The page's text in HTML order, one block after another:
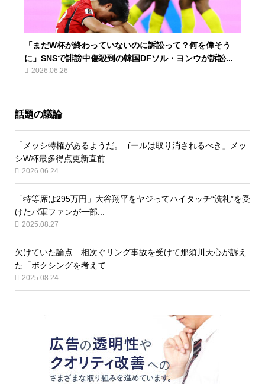
「まだW杯が終わっていないのに訴訟って？何を偉そう
に」SNSで誹謗中傷殺到の韓国DFソル・ヨンウが訴訟...
2026.06.26
話題の議論
「メッシ特権があるようだ。ゴールは取り消されるべき」メッ
シW杯最多得点更新直前...
2026.06.24
「特等席は295万円」大谷翔平をヤジってハイタッチ“洗礼”を受
けたパ軍ファンが一部...
2025.08.27
欠けていた論点…相次ぐリング事故を受けて那須川天心が訴え
た「ボクシングを考えて...
2025.08.24